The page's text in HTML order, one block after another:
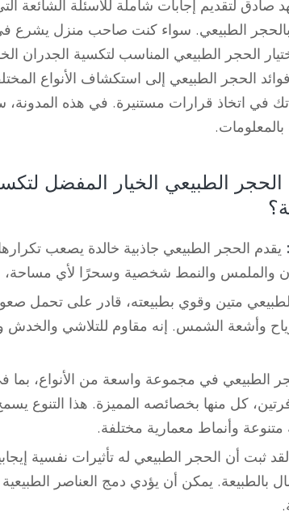
صادق لتقديم إجابات شاملة للأسئلة الشائعة
بالحجر الطبيعي. سواء كنت صاحب منزل يشرع
الحجر الطبيعي المناسب لتكسية الجدران
الحجر الطبيعي إلى استكشاف الأنواع
في اتخاذ قرارات مستنيرة. في هذه المدونة،
الطبيعي الخيار المفضل
يقدم الحجر الطبيعي جاذبية خالدة يصعب
والملمس والنمط شخصية وسحرًا لأي مساحة،
متين وقوي بطبيعته، قادر على تحمل
وأشعة الشمس. إنه مقاوم للتلاشي والخدش
الطبيعي في مجموعة واسعة من الأنواع، بما
كل منها بخصائصه المميزة. هذا التنوع
وأنماط معمارية مختلفة.
لقد ثبت أن الحجر الطبيعي له تأثيرات نفسية
بالطبيعة. يمكن أن يؤدي دمج العناصر